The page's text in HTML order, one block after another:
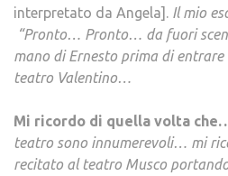
interpretato da Angela]. Il mio
“Pronto… Pronto… da fuori
mano di Ernesto prima di
teatro Valentino…
Mi ricordo di quella volta
teatro sono innumerevoli… mi
recitato al teatro Musco